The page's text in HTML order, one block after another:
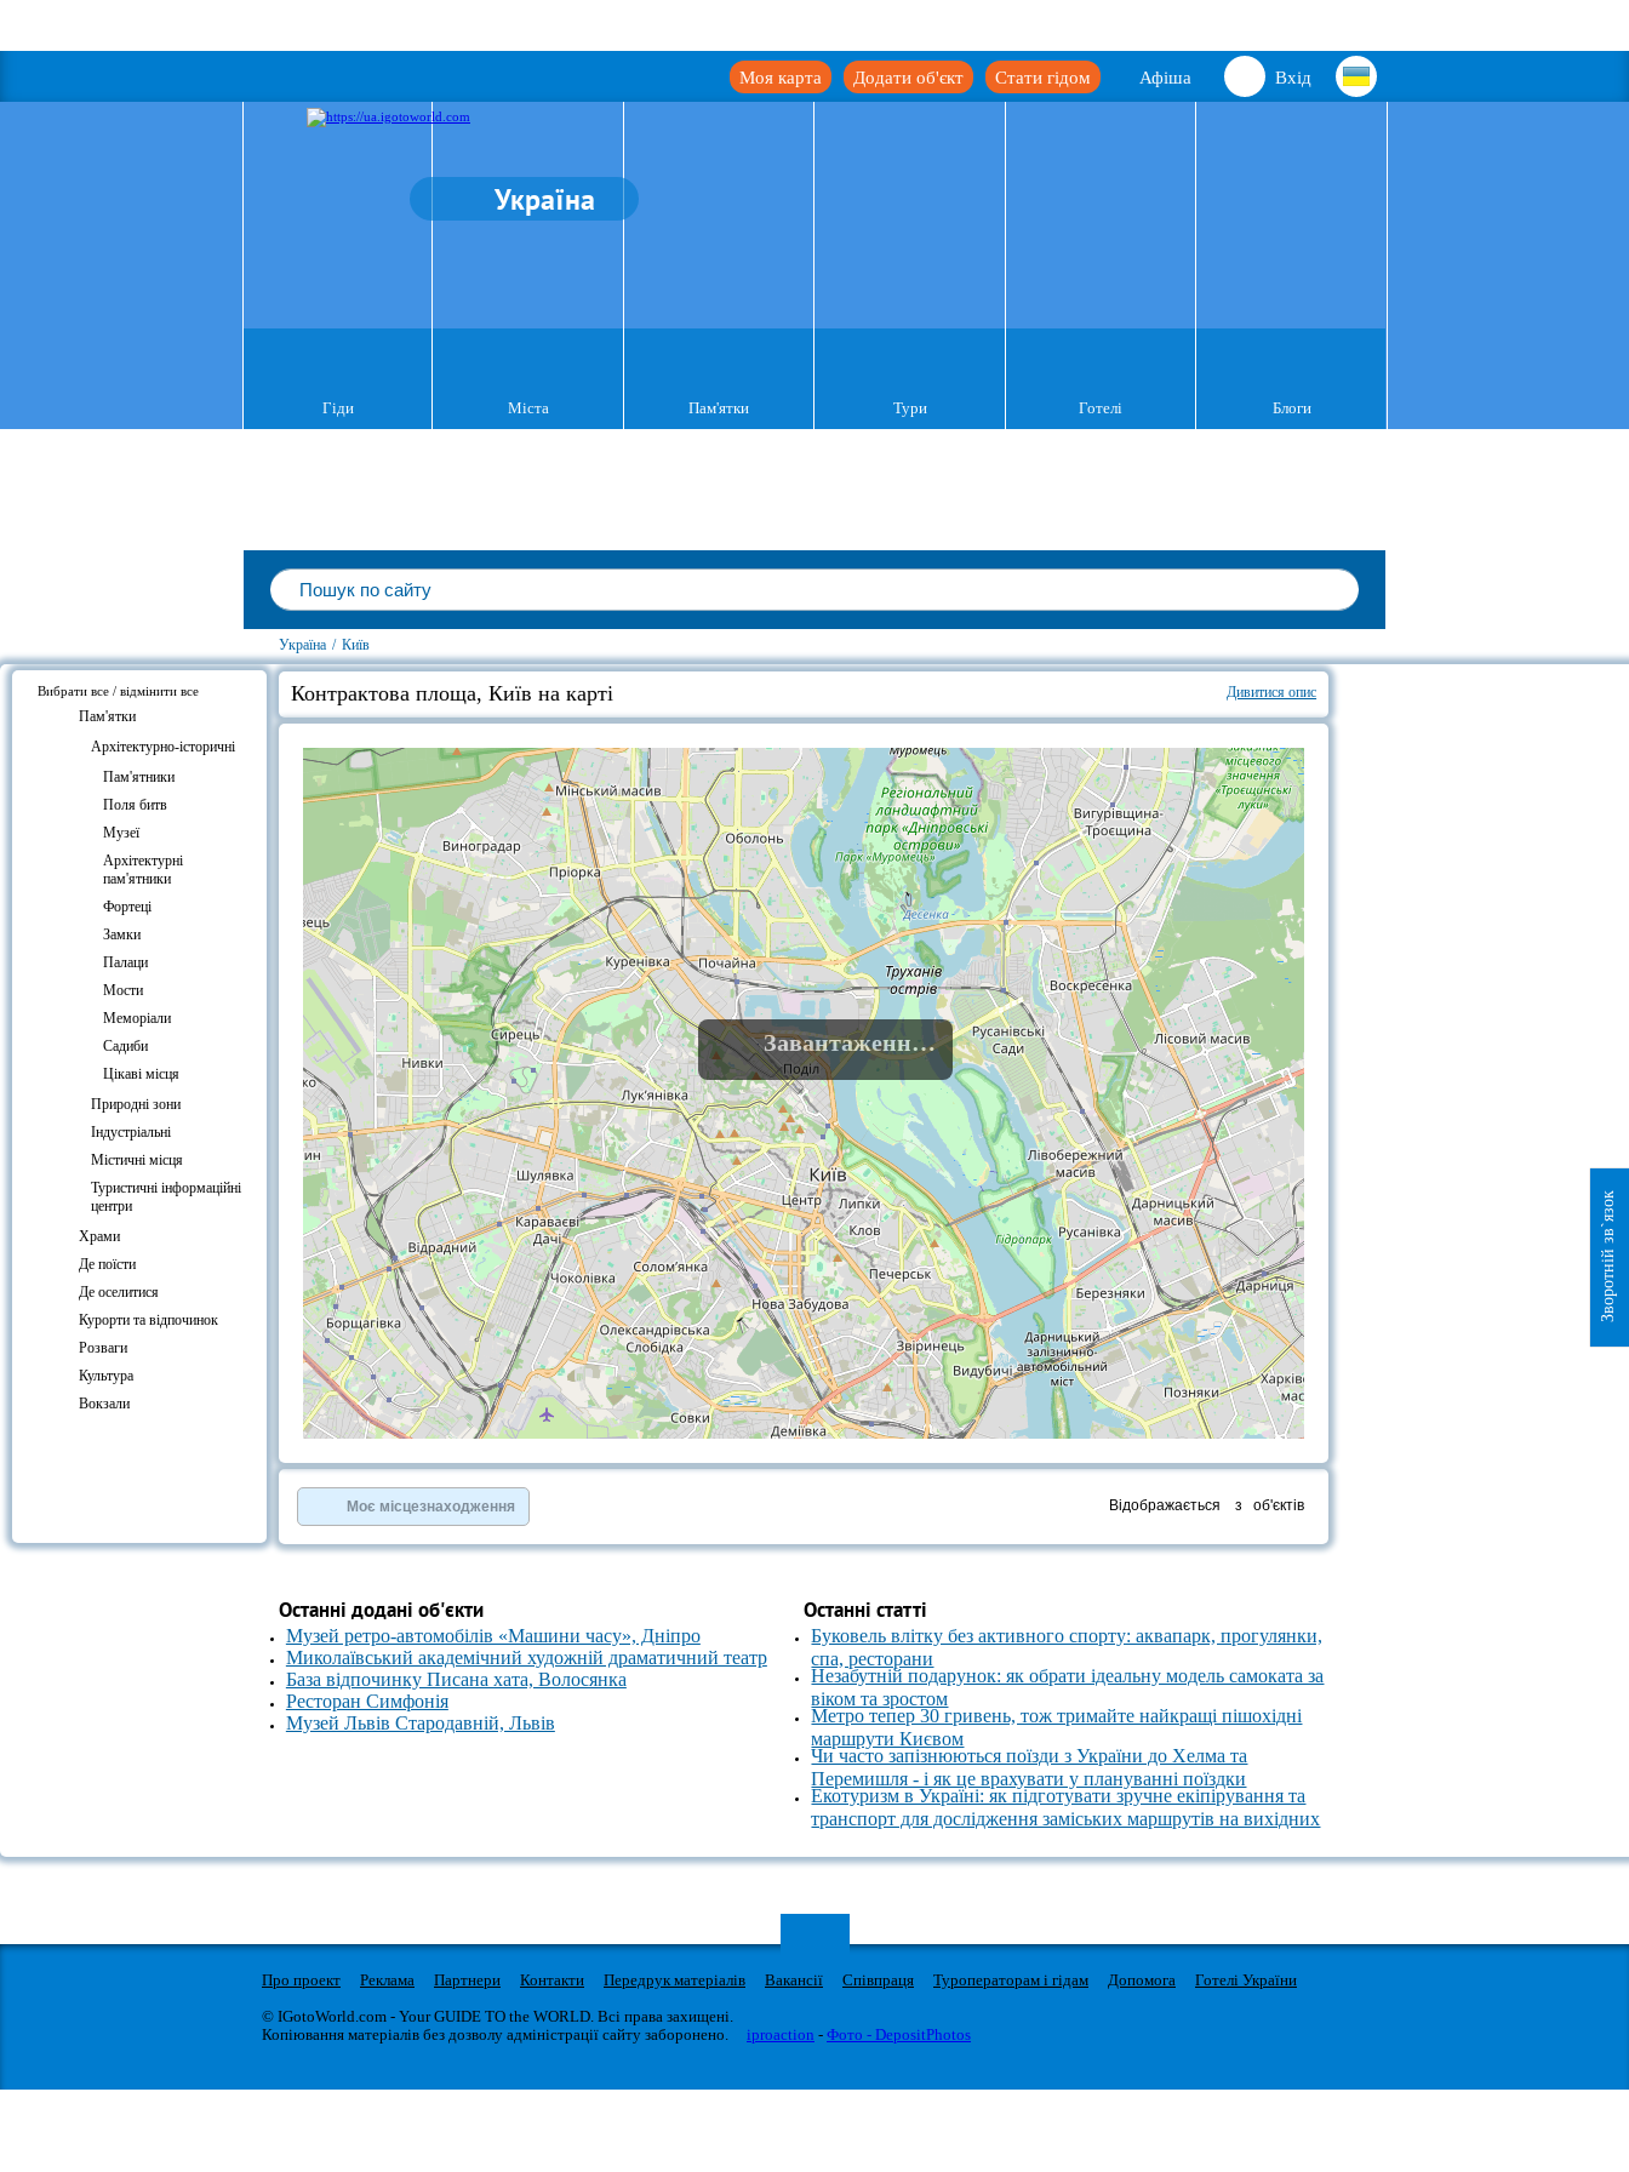
Вхід
Афіша
Стати гідом
Додати об'єкт
Моя карта
Україна
Гіди Міста Пам'ятки Тури Готелі Блоги
Україна / Київ
Вибрати все / відмінити все
Пам'ятки
Архітектурно-історичні
Пам'ятники
Поля битв
Музеї
Архітектурні
пам'ятники
Фортеці
Замки
Палаци
Мости
Меморіали
Садиби
Цікаві місця
Природні зони
Індустріальні
Містичні місця
Туристичні інформаційні
центри
Храми
Де поїсти
Де оселитися
Курорти та відпочинок
Розваги
Культура
Вокзали
Дивитися опис
Контрактова площа, Київ на карті
Завантаження......
OpenStreetMap
»
Моє місцезнаходження Відображається з об'єктів
Останні додані об'єкти
Музей ретро-автомобілів «Машини часу», Дніпро
Миколаївський академічний художній драматичний театр
База відпочинку Писана хата, Волосянка
Ресторан Симфонія
Музей Львів Стародавній, Львів
Останні статті
Буковель влітку без активного спорту: аквапарк, прогулянки,
спа, ресторани
Незабутній подарунок: як обрати ідеальну модель самоката за
віком та зростом
Метро тепер 30 гривень, тож тримайте найкращі пішохідні
маршрути Києвом
Чи часто запізнюються поїзди з України до Хелма та
Перемишля - і як це врахувати у плануванні поїздки
Екотуризм в Україні: як підготувати зручне екіпірування та
транспорт для дослідження заміських маршрутів на вихідних
Про проект Реклама Партнери Контакти Передрук матеріалів Вакансії Співпраця Туроператорам і гідам Допомога
Готелі України
© IGotoWorld.com - Your GUIDE TO the WORLD. Всі права захищені.
Копіювання матеріалів без дозволу адміністрації сайту заборонено.
iproaction - Фото - DepositPhotos
Зворотній зв`язок